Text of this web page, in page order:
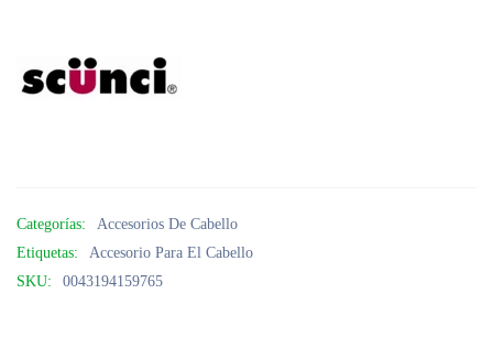
Categorías:
Accesorios De Cabello
Etiquetas:
Accesorio Para El Cabello
SKU:
0043194159765